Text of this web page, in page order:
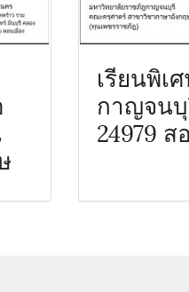
เรียนพิเ
กาญจน
24979